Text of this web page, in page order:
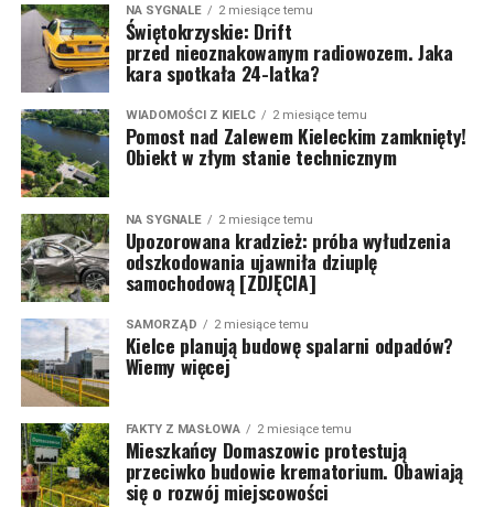
NA SYGNALE 2 miesiące temu
Świętokrzyskie: Drift
przed nieoznakowanym radiowozem. Jaka
kara spotkała 24-latka?
WIADOMOŚCI Z KIELC 2 miesiące temu
Pomost nad Zalewem Kieleckim zamknięty!
Obiekt w złym stanie technicznym
NA SYGNALE 2 miesiące temu
Upozorowana kradzież: próba wyłudzenia
odszkodowania ujawniła dziuplę
samochodową [ZDJĘCIA]
SAMORZĄD 2 miesiące temu
Kielce planują budowę spalarni odpadów?
Wiemy więcej
FAKTY Z MASŁOWA 2 miesiące temu
Mieszkańcy Domaszowic protestują
przeciwko budowie krematorium. Obawiają
się o rozwój miejscowości